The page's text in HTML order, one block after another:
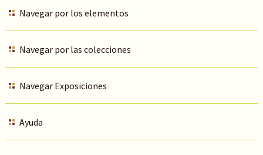
Navegar por los elementos
Navegar por las colecciones
Navegar Exposiciones
Ayuda